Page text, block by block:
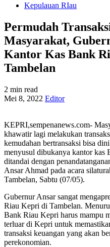
Kepulauan RIau
Permudah
Masyarakat,
Kantor Kas Bank
Tambelan
2 min read
Mei 8, 2022 Editor
KEPRI,sempenanews.com-
khawatir lagi melakukan
kemudahan bertransaksi bisa
menyusul dibukanya kantor kas
ditandai dengan
Ansar Ahmad pada acara
Tambelan, Sabtu (07/05).
Gubernur Ansar sangat
Riau Kepri di Tambelan.
Bank Riau Kepri harus mampu
terluar di Kepri untuk
transaksi keuangan yang akan
perekonomian.